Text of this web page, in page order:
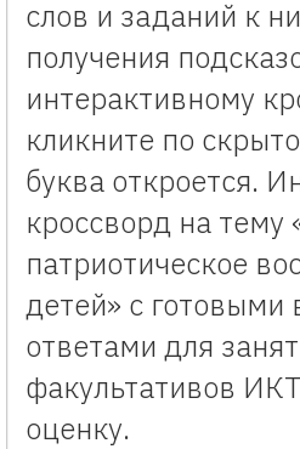
слов и заданий к
получения
интерактивному
кликните по
буква откроется.
кроссворд на тему
патриотическое
детей» с готовыми
ответами для
факультативов
оценку.